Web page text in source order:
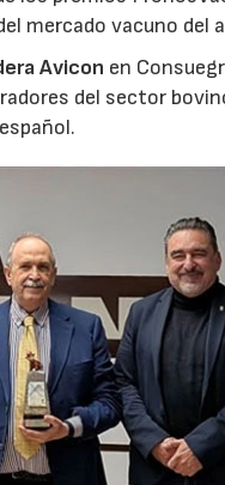
mercado vacuno del
Avicon en
del sector